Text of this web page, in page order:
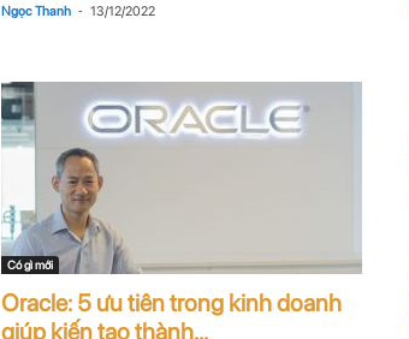
Ngọc Thanh - 13/12/2022
Có gì mới
Oracle: 5 ưu tiên trong kinh doanh
giúp kiến tạo thành...